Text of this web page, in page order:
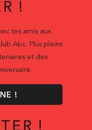
!
tes amis aux
Abc. Plus pleins
et des
!